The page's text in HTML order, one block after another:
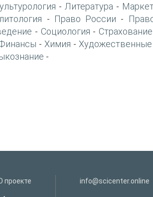
- Литература -
- Право России -
- Социология - Страхование
- Химия - Художественные
-
проекте info@scicenter.online